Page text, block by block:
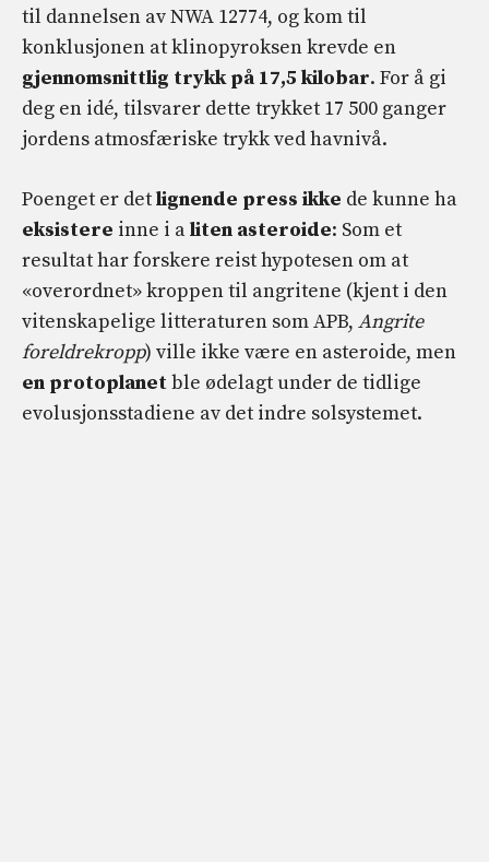
til dannelsen av NWA 12774, og kom til
konklusjonen at klinopyroksen krevde en
gjennomsnittlig trykk på 17,5 kilobar. For å gi
deg en idé, tilsvarer dette trykket 17 500 ganger
jordens atmosfæriske trykk ved havnivå.
Poenget er detlignende press ikke de kunne ha
eksistere inne i aliten asteroide: Som et
resultat har forskere reist hypotesen om at
«overordnet» kroppen til angritene (kjent i den
vitenskapelige litteraturen som APB, Angrite
foreldrekropp) ville ikke være en asteroide, men
en protoplanetble ødelagt under de tidlige
evolusjonsstadiene av det indre solsystemet.